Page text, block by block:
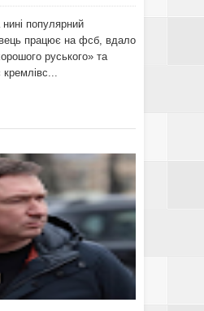
популярний
працює на фсб, вдало
руського» та
кремлівс...